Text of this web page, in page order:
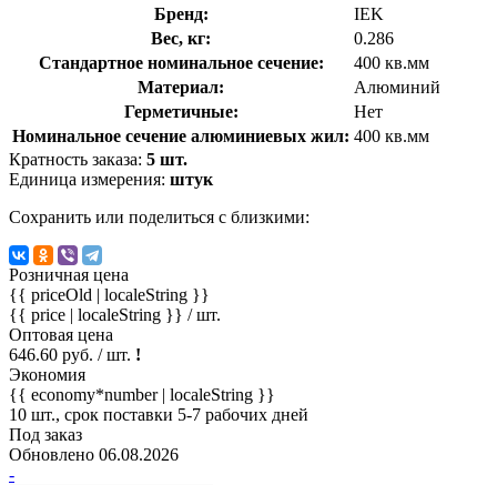
Бренд:
IEK
Вес, кг:
0.286
Стандартное номинальное сечение:
400 кв.мм
Материал:
Алюминий
Герметичные:
Нет
Номинальное сечение алюминиевых жил: 400 кв.мм
Кратность заказа: 5 шт.
Единица измерения: штук
Сохранить или поделиться с близкими:
Розничная цена
{{ priceOld | localeString }}
{{ price | localeString }} / шт.
Оптовая цена
646.60 руб. / шт. !
Экономия
{{ economy*number | localeString }}
10 шт., срок поставки 5-7 рабочих дней
Под заказ
Обновлено 06.08.2026
-